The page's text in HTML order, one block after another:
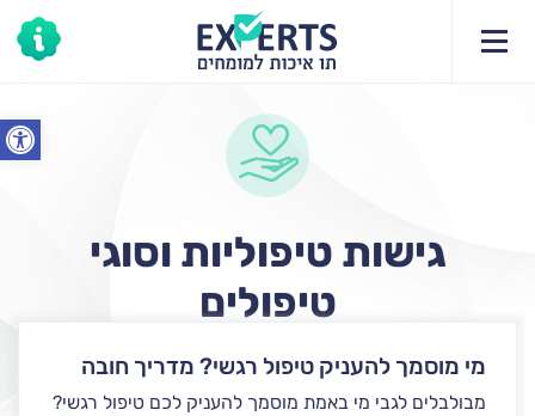
פתח
גישות טיפוליות וסוגי
טיפולים
מי מוסמך להעניק טיפול רגשי? מדריך חובה
מבולבלים לגבי מי באמת מוסמך להעניק לכם טיפול רגשי?